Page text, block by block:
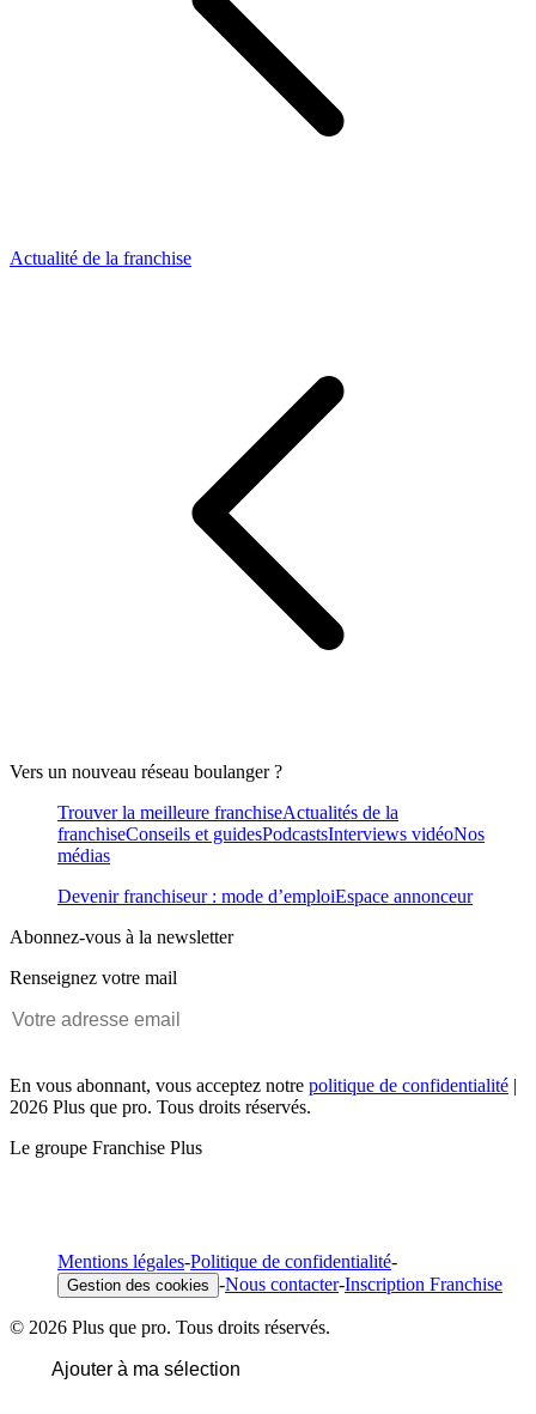
Actualité de la franchise
Vers un nouveau réseau boulanger ?
Trouver la meilleure franchiseActualités de la
franchiseConseils et guidesPodcastsInterviews vidéoNos
médias
Devenir franchiseur : mode d’emploiEspace annonceur
Abonnez-vous à la newsletter
Renseignez votre mail
En vous abonnant, vous acceptez notre politique de confidentialité |
2026 Plus que pro. Tous droits réservés.
Le groupe Franchise Plus
Mentions légales-Politique de confidentialité-
Gestion des cookies -Nous contacter-Inscription Franchise
© 2026 Plus que pro. Tous droits réservés.
Ajouter à ma sélection